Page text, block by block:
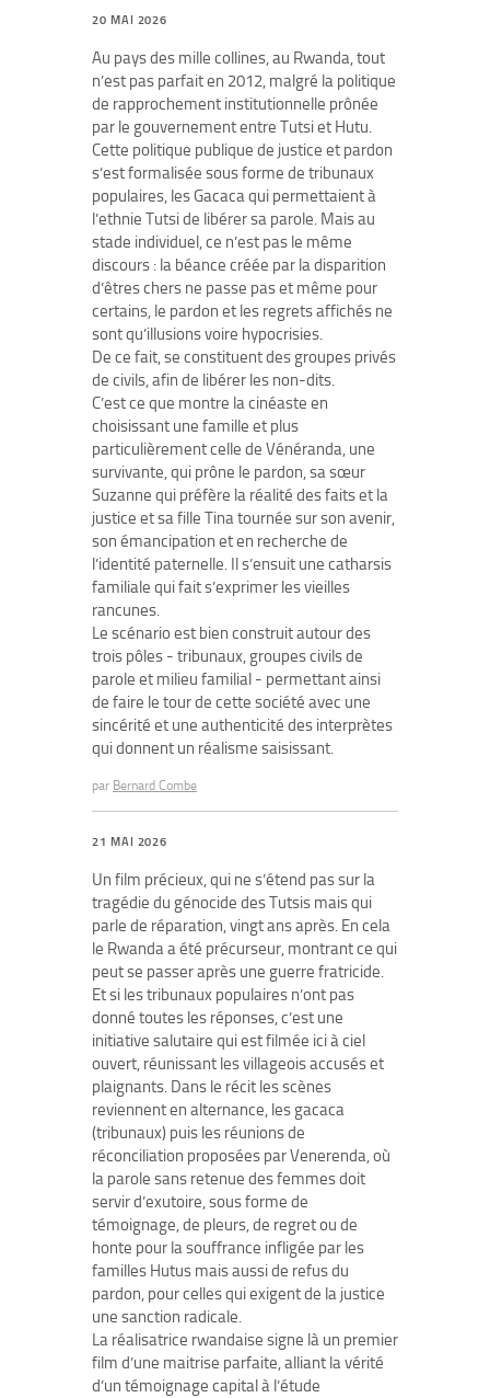
20 MAI 2026
Au pays des mille collines, au Rwanda, tout
n’est pas parfait en 2012, malgré la politique
de rapprochement institutionnelle prônée
par le gouvernement entre Tutsi et Hutu.
Cette politique publique de justice et pardon
s’est formalisée sous forme de tribunaux
populaires, les Gacaca qui permettaient à
l’ethnie Tutsi de libérer sa parole. Mais au
stade individuel, ce n’est pas le même
discours : la béance créée par la disparition
d’êtres chers ne passe pas et même pour
certains, le pardon et les regrets affichés ne
sont qu’illusions voire hypocrisies.
De ce fait, se constituent des groupes privés
de civils, afin de libérer les non-dits.
C’est ce que montre la cinéaste en
choisissant une famille et plus
particulièrement celle de Vénéranda, une
survivante, qui prône le pardon, sa sœur
Suzanne qui préfère la réalité des faits et la
justice et sa fille Tina tournée sur son avenir,
son émancipation et en recherche de
l’identité paternelle. Il s’ensuit une catharsis
familiale qui fait s’exprimer les vieilles
rancunes.
Le scénario est bien construit autour des
trois pôles - tribunaux, groupes civils de
parole et milieu familial - permettant ainsi
de faire le tour de cette société avec une
sincérité et une authenticité des interprètes
qui donnent un réalisme saisissant.
par Bernard Combe
21 MAI 2026
Un film précieux, qui ne s’étend pas sur la
tragédie du génocide des Tutsis mais qui
parle de réparation, vingt ans après. En cela
le Rwanda a été précurseur, montrant ce qui
peut se passer après une guerre fratricide.
Et si les tribunaux populaires n’ont pas
donné toutes les réponses, c’est une
initiative salutaire qui est filmée ici à ciel
ouvert, réunissant les villageois accusés et
plaignants. Dans le récit les scènes
reviennent en alternance, les gacaca
(tribunaux) puis les réunions de
réconciliation proposées par Venerenda, où
la parole sans retenue des femmes doit
servir d’exutoire, sous forme de
témoignage, de pleurs, de regret ou de
honte pour la souffrance infligée par les
familles Hutus mais aussi de refus du
pardon, pour celles qui exigent de la justice
une sanction radicale.
La réalisatrice rwandaise signe là un premier
film d’une maitrise parfaite, alliant la vérité
d’un témoignage capital à l’étude